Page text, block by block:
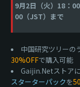
9月2日（火）18：
00（JST）まで
中国研究ツリーの
30%OFFで購入可能
Gaijin.Netストア
スターターパックを